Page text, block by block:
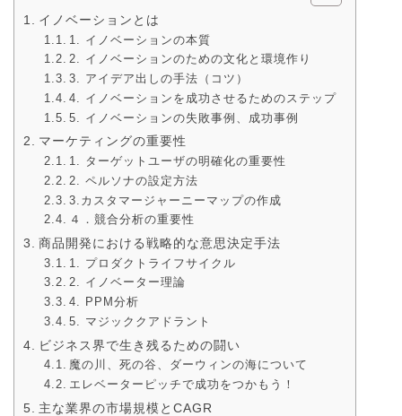
イノベーションとは
1. イノベーションの本質
2. イノベーションのための文化と環境作り
3. アイデア出しの手法（コツ）
4. イノベーションを成功させるためのステップ
5. イノベーションの失敗事例、成功事例
マーケティングの重要性
1. ターゲットユーザの明確化の重要性
2. ペルソナの設定方法
3.カスタマージャーニーマップの作成
４．競合分析の重要性
商品開発における戦略的な意思決定手法
1. プロダクトライフサイクル
2. イノベーター理論
4. PPM分析
5. マジッククアドラント
ビジネス界で生き残るための闘い
魔の川、死の谷、ダーウィンの海について
エレベーターピッチで成功をつかもう！
主な業界の市場規模とCAGR